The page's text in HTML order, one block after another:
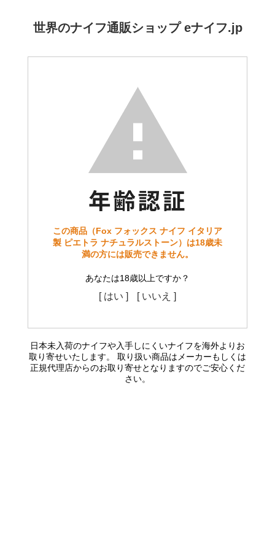
世界のナイフ通販ショップ eナイフ.jp
この商品（Fox フォックス ナイフ イタリア
製 ピエトラ ナチュラルストーン）は18歳未
満の方には販売できません。
あなたは18歳以上ですか？
[ はい ] [ いいえ ]
日本未入荷のナイフや入手しにくいナイフを海外よりお
取り寄せいたします。 取り扱い商品はメーカーもしくは
正規代理店からのお取り寄せとなりますのでご安心くだ
さい。